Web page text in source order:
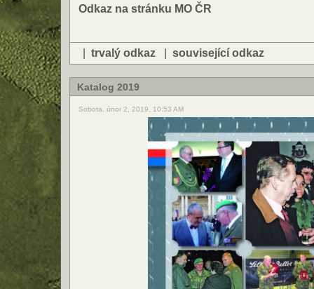
Odkaz na stránku MO ČR
trvalý odkaz související odkaz
Katalog 2019
Sobota, únor 2, 2019, 10:53 AM